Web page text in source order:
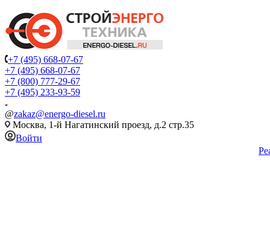
+7 (495) 668-07-67
+7 (495) 668-07-67
+7 (800) 777-29-67
+7 (495) 233-93-59
@zakaz@energo-diesel.ru
Москва, 1-й Нагатинский проезд, д.2 стр.35
Войти